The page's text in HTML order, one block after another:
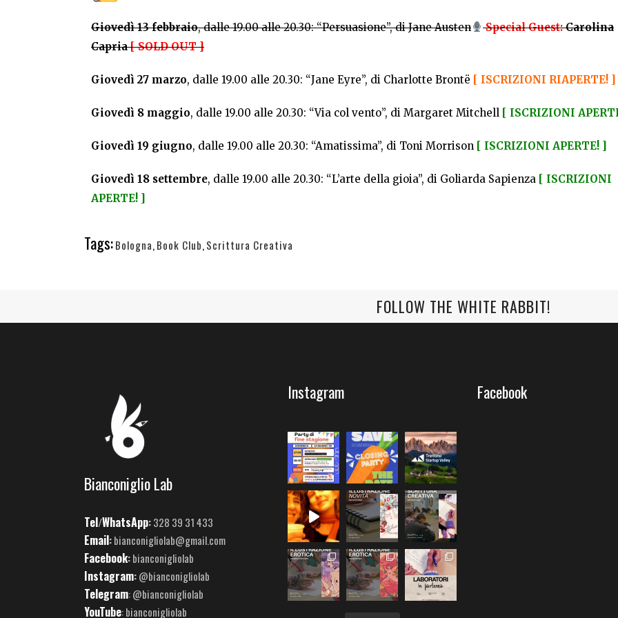
Giovedì 13 febbraio, dalle 19.00 alle 20.30: “Persuasione”, di Jane Austen Special Guest:Carolina
Capria[ SOLD OUT ]
Giovedì 27 marzo, dalle 19.00 alle 20.30: “Jane Eyre”, di Charlotte Brontë [ ISCRIZIONI RIAPERTE! ]
Giovedì 8 maggio, dalle 19.00 alle 20.30: “Via col vento”, di Margaret Mitchell [ ISCRIZIONI
Giovedì 19 giugno, dalle 19.00 alle 20.30: “Amatissima”, di Toni Morrison [ ISCRIZIONI APERTE! ]
Giovedì 18 settembre, dalle 19.00 alle 20.30: “L’arte della gioia”, di Goliarda Sapienza [ ISCRIZIONI
APERTE! ]
Tags:Bologna,Book Club,Scrittura Creativa
FOLLOW THE WHITE RABBIT!
Bianconiglio Lab
Tel/WhatsApp:328 39 31 433
Email:bianconigliolab@gmail.com
Facebook:bianconigliolab
Instagram:@bianconigliolab
Telegram: @bianconigliolab
YouTube: bianconigliolab
Instagram Facebook